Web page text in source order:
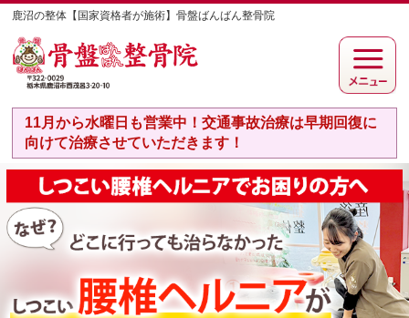
鹿沼の整体【国家資格者が施術】骨盤ばんばん整骨院
11月から水曜日も営業中！交通事故治療は早期回復に
向けて治療させていただきます！